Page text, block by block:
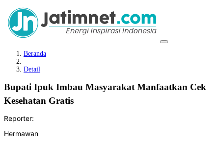
Beranda
Detail
Bupati Ipuk Imbau Masyarakat Manfaatkan Cek
Kesehatan Gratis
Reporter:
Hermawan